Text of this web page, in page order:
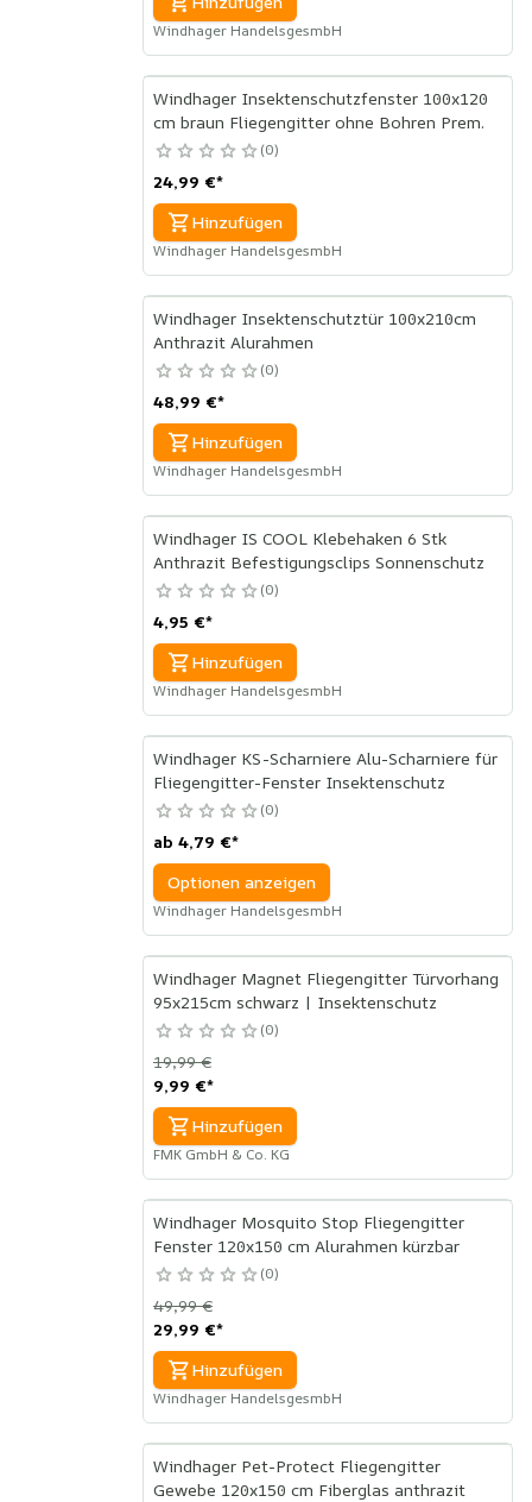
Windhager HandelsgesmbH
Windhager Insektenschutzfenster 100x120
cm braun Fliegengitter ohne Bohren Prem.
0
24,99 €*
Hinzufügen
Windhager HandelsgesmbH
Windhager Insektenschutztür 100x210cm
Anthrazit Alurahmen
0
48,99 €*
Hinzufügen
Windhager HandelsgesmbH
Windhager IS COOL Klebehaken 6 Stk
Anthrazit Befestigungsclips Sonnenschutz
0
4,95 €*
Hinzufügen
Windhager HandelsgesmbH
Windhager KS-Scharniere Alu-Scharniere für
Fliegengitter-Fenster Insektenschutz
0
ab 4,79 €*
Optionen anzeigen
Windhager HandelsgesmbH
Windhager Magnet Fliegengitter Türvorhang
95x215cm schwarz | Insektenschutz
0
9,99 €*
19,99 €
Hinzufügen
FMK GmbH & Co. KG
Windhager Mosquito Stop Fliegengitter
Fenster 120x150 cm Alurahmen kürzbar
0
29,99 €*
49,99 €
Hinzufügen
Windhager HandelsgesmbH
Windhager Pet-Protect Fliegengitter
Gewebe 120x150 cm Fiberglas anthrazit